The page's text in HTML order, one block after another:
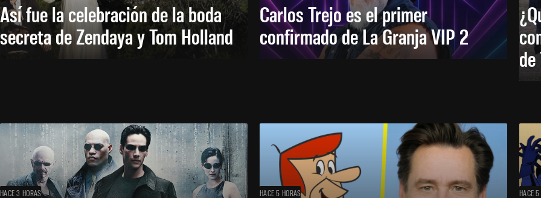
Así fue la celebración de la boda
secreta de Zendaya y Tom Holland
Carlos Trejo es el primer
confirmado de La Granja VIP 2
HACE 3 HORAS HACE 5 HORAS HACE